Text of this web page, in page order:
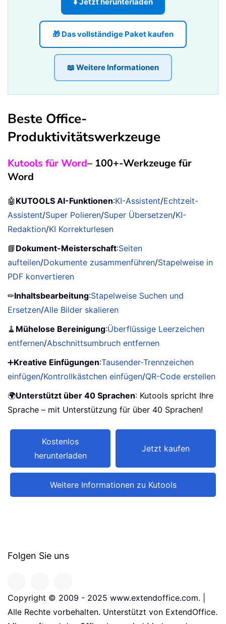
⬇️ Jetzt herunterladen
🎁 Das vollständige Paket kaufen
📖 Weitere Informationen
Beste Office-
Produktivitätswerkzeuge
Kutools für Word– 100+-Werkzeuge für
Word
🤖 KUTOOLS AI-Funktionen:KI-Assistent/Echtzeit-
Assistent/Super Polieren/Super Übersetzen/KI-
Redaktion/KI Korrekturlesen
📘 Dokument-Meisterschaft:Seiten
aufteilen/Dokumente zusammenführen/Stapelweise in
PDF konvertieren
✏Inhaltsbearbeitung:Stapelweise Suchen und
Ersetzen/Alle Bilder skalieren
🧹 Mühelose Bereinigung:Überflüssige Leerzeichen
entfernen/Abschnittsumbruch entfernen
➕Kreative Einfügungen:Tausender-Trennzeichen
einfügen/Kontrollkästchen einfügen/QR-Code erstellen
🌍Unterstützt über 40 Sprachen: Kutools spricht Ihre
Sprache – mit Unterstützung für über 40 Sprachen!
Kostenlos
herunterladen
Jetzt kaufen
Weitere Informationen zu Kutools
Folgen Sie uns
Copyright © 2009 - 2025 www.extendoffice.com. |
Alle Rechte vorbehalten. Unterstützt von ExtendOffice.